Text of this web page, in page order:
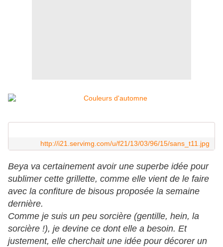
http://i21.servimg.com/u/f21/13/03/96/15/sans_t11.jpg
Beya va certainement avoir une superbe idée pour
sublimer cette grillette, comme elle vient de le faire
avec la confiture de bisous proposée la semaine
dernière.
Comme je suis un peu sorcière (gentille, hein, la
sorcière !), je devine ce dont elle a besoin. Et
justement, elle cherchait une idée pour décorer un